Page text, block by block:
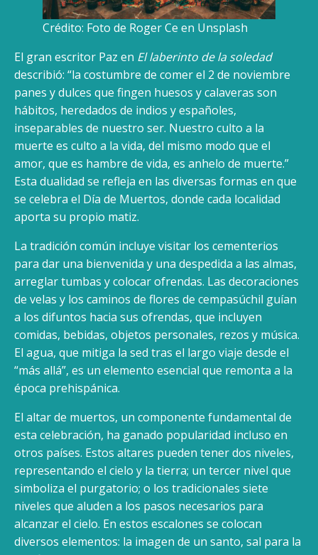
Crédito: Foto de Roger Ce en Unsplash
El gran escritor Paz en El laberinto de la soledad
describió: “la costumbre de comer el 2 de noviembre
panes y dulces que fingen huesos y calaveras son
hábitos, heredados de indios y españoles,
inseparables de nuestro ser. Nuestro culto a la
muerte es culto a la vida, del mismo modo que el
amor, que es hambre de vida, es anhelo de muerte.”
Esta dualidad se refleja en las diversas formas en que
se celebra el Día de Muertos, donde cada localidad
aporta su propio matiz.
La tradición común incluye visitar los cementerios
para dar una bienvenida y una despedida a las almas,
arreglar tumbas y colocar ofrendas. Las decoraciones
de velas y los caminos de flores de cempasúchil guían
a los difuntos hacia sus ofrendas, que incluyen
comidas, bebidas, objetos personales, rezos y música.
El agua, que mitiga la sed tras el largo viaje desde el
“más allá”, es un elemento esencial que remonta a la
época prehispánica.
El altar de muertos, un componente fundamental de
esta celebración, ha ganado popularidad incluso en
otros países. Estos altares pueden tener dos niveles,
representando el cielo y la tierra; un tercer nivel que
simboliza el purgatorio; o los tradicionales siete
niveles que aluden a los pasos necesarios para
alcanzar el cielo. En estos escalones se colocan
diversos elementos: la imagen de un santo, sal para la